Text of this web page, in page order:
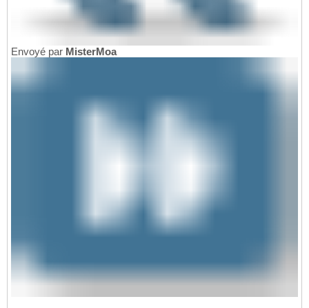
Envoyé par MisterMoa